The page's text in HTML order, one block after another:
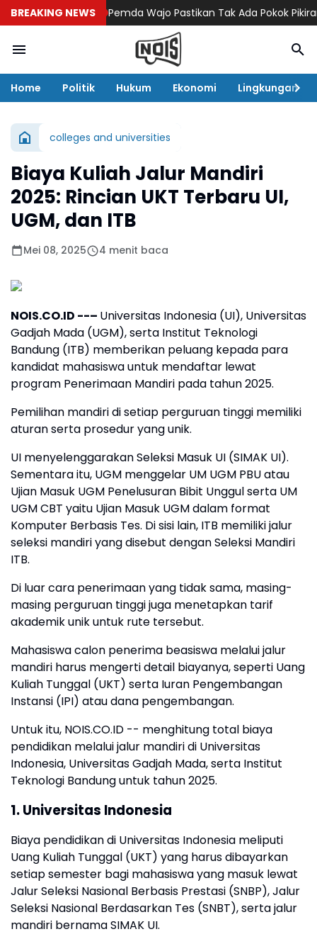
BREAKING NEWSPemda Wajo Pastikan Tak Ada Pokok Pikiran
Home Politik Hukum Ekonomi Lingkungan
colleges and universities
Biaya Kuliah Jalur Mandiri
2025: Rincian UKT Terbaru UI,
UGM, dan ITB
Mei 08, 2025 4 menit baca
NOIS.CO.ID --– Universitas Indonesia (UI), Universitas
Gadjah Mada (UGM), serta Institut Teknologi
Bandung (ITB) memberikan peluang kepada para
kandidat mahasiswa untuk mendaftar lewat
program Penerimaan Mandiri pada tahun 2025.
Pemilihan mandiri di setiap perguruan tinggi memiliki
aturan serta prosedur yang unik.
UI menyelenggarakan Seleksi Masuk UI (SIMAK UI).
Sementara itu, UGM menggelar UM UGM PBU atau
Ujian Masuk UGM Penelusuran Bibit Unggul serta UM
UGM CBT yaitu Ujian Masuk UGM dalam format
Komputer Berbasis Tes. Di sisi lain, ITB memiliki jalur
seleksi mandiri yang disebut dengan Seleksi Mandiri
ITB.
Di luar cara penerimaan yang tidak sama, masing-
masing perguruan tinggi juga menetapkan tarif
akademik unik untuk rute tersebut.
Mahasiswa calon penerima beasiswa melalui jalur
mandiri harus mengerti detail biayanya, seperti Uang
Kuliah Tunggal (UKT) serta Iuran Pengembangan
Instansi (IPI) atau dana pengembangan.
Untuk itu, NOIS.CO.ID -- menghitung total biaya
pendidikan melalui jalur mandiri di Universitas
Indonesia, Universitas Gadjah Mada, serta Institut
Teknologi Bandung untuk tahun 2025.
1. Universitas Indonesia
Biaya pendidikan di Universitas Indonesia meliputi
Uang Kuliah Tunggal (UKT) yang harus dibayarkan
setiap semester bagi mahasiswa yang masuk lewat
Jalur Seleksi Nasional Berbasis Prestasi (SNBP), Jalur
Seleksi Nasional Berdasarkan Tes (SNBT), serta jalur
mandiri bernama SIMAK UI.